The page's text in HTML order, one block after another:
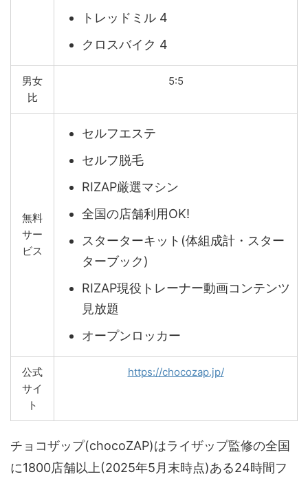
トレッドミル 4
クロスバイク 4
男女
比
5:5
無料
サー
ビス
セルフエステ
セルフ脱毛
RIZAP厳選マシン
全国の店舗利用OK!
スターターキット(体組成計・スター
ターブック)
RIZAP現役トレーナー動画コンテンツ
見放題
オープンロッカー
公式
サイ
ト
https://chocozap.jp/
チョコザップ(chocoZAP)はライザップ監修の全国
に1800店舗以上(2025年5月末時点)ある24時間フ